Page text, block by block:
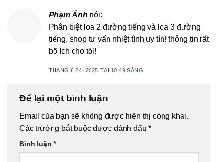
Phạm Ánh nói:
Phân biệt loa 2 đường tiếng và loa 3 đường
tiếng, shop tư vấn nhiệt tình uy tín! thông tin rất
bổ ích cho tôi!
THÁNG 6 24, 2025 TẠI 10:49 SÁNG
Để lại một bình luận
Email của bạn sẽ không được hiển thị công khai.
Các trường bắt buộc được đánh dấu *
Bình luận *